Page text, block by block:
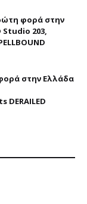
φορά στην
Studio 203,
φορά στην Ελλάδα
DERAILED